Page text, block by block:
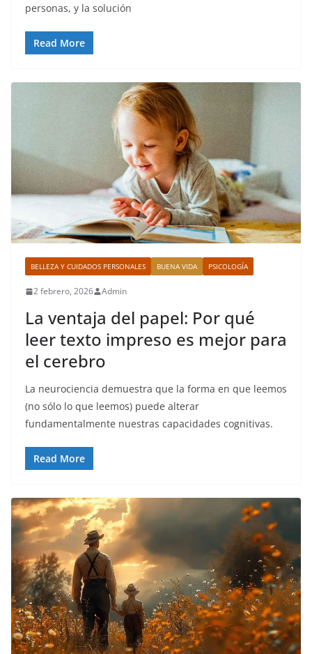
personas, y la solución
Read More
BELLEZA Y CUIDADOS PERSONALES BUENA VIDA PSICOLOGÍA
2 febrero, 2026 Admin
La ventaja del papel: Por qué
leer texto impreso es mejor para
el cerebro
La neurociencia demuestra que la forma en que leemos
(no sólo lo que leemos) puede alterar
fundamentalmente nuestras capacidades cognitivas.
Read More